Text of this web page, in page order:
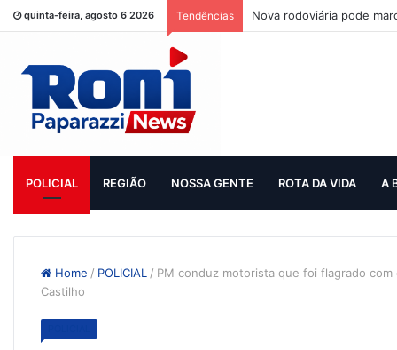
quinta-feira, agosto 6 2026 Tendências Nova rodoviária pode
POLICIAL REGIÃO NOSSA GENTE ROTA DA VIDA A
Home / POLICIAL / PM conduz motorista que foi flagrado
Castilho